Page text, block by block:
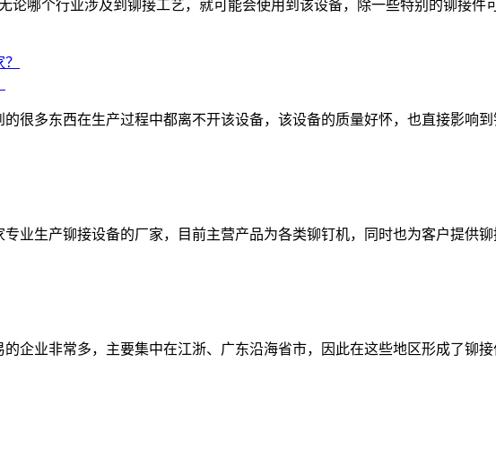
个行业涉及到铆接工艺，就可能会使用到该设备，除一些特别的铆接件
多东西在生产过程中都离不开该设备，该设备的质量好怀，也直接影响
生产铆接设备的厂家，目前主营产品为各类铆钉机，同时也为客户提供
业非常多，主要集中在江浙、广东沿海省市，因此在这些地区形成了铆